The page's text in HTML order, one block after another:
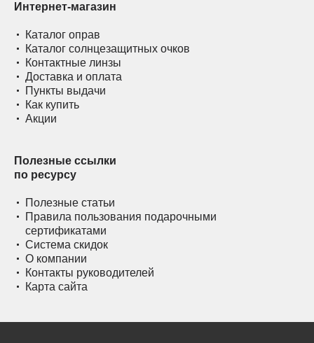
Интернет-магазин
Каталог оправ
Каталог солнцезащитных очков
Контактные линзы
Доставка и оплата
Пункты выдачи
Как купить
Акции
Полезные ссылки
по ресурсу
Полезные статьи
Правила пользования подарочными
сертификатами
Система скидок
О компании
Контакты руководителей
Карта сайта